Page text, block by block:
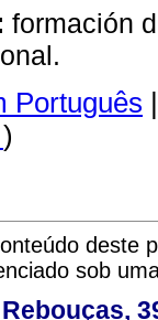
formación
Português |
)
deste
sob